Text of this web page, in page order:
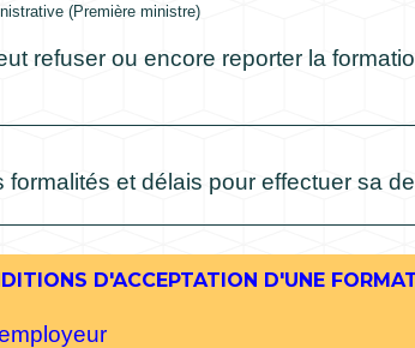
(Première ministre)
refuser ou encore reporter la
et délais pour effectuer sa
D'ACCEPTATION D'UNE